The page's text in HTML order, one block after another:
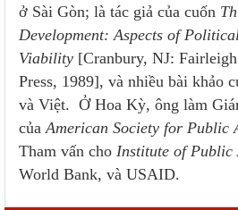
ở Sài Gòn; là tác giả của cuốn
Development: Aspects of
Viability [Cranbury, NJ:
Press, 1989], và nhiều bài khảo
và Việt. Ở Hoa Kỳ, ông làm
củaAmerican Society for Public
Tham vấn cho Institute of Public
World Bank, và USAID.